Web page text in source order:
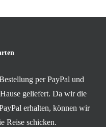
per PayPal und
geliefert. Da wir die
erhalten, können wir
Reise schicken.